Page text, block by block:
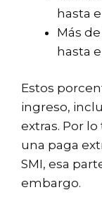
hasta
Más
hasta
Estos
ingreso,
extras. Por
una paga
SMI, esa
embargo.